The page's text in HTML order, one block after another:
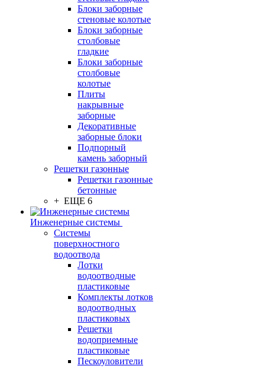
Блоки заборные
стеновые колотые
Блоки заборные
столбовые
гладкие
Блоки заборные
столбовые
колотые
Плиты
накрывные
заборные
Декоративные
заборные блоки
Подпорный
камень заборный
Решетки газонные
Решетки газонные
бетонные
+ ЕЩЕ 6
Инженерные системы
Системы
поверхностного
водоотвода
Лотки
водоотводные
пластиковые
Комплекты лотков
водоотводных
пластиковых
Решетки
водоприемные
пластиковые
Пескоуловители